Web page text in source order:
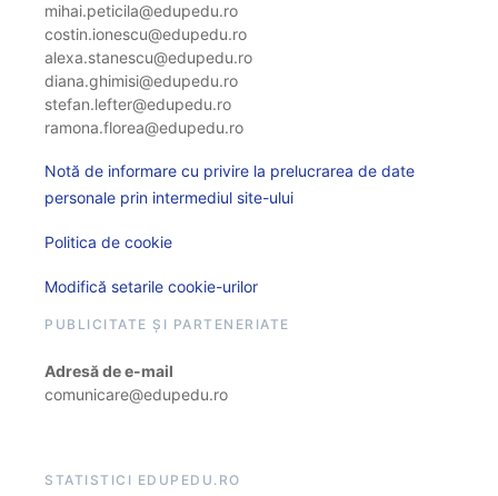
mihai.peticila@edupedu.ro
costin.ionescu@edupedu.ro
alexa.stanescu@edupedu.ro
diana.ghimisi@edupedu.ro
stefan.lefter@edupedu.ro
ramona.florea@edupedu.ro
Notă de informare cu privire la prelucrarea de date
personale prin intermediul site-ului
Politica de cookie
Modifică setarile cookie-urilor
PUBLICITATE ȘI PARTENERIATE
Adresă de e-mail
comunicare@edupedu.ro
STATISTICI EDUPEDU.RO